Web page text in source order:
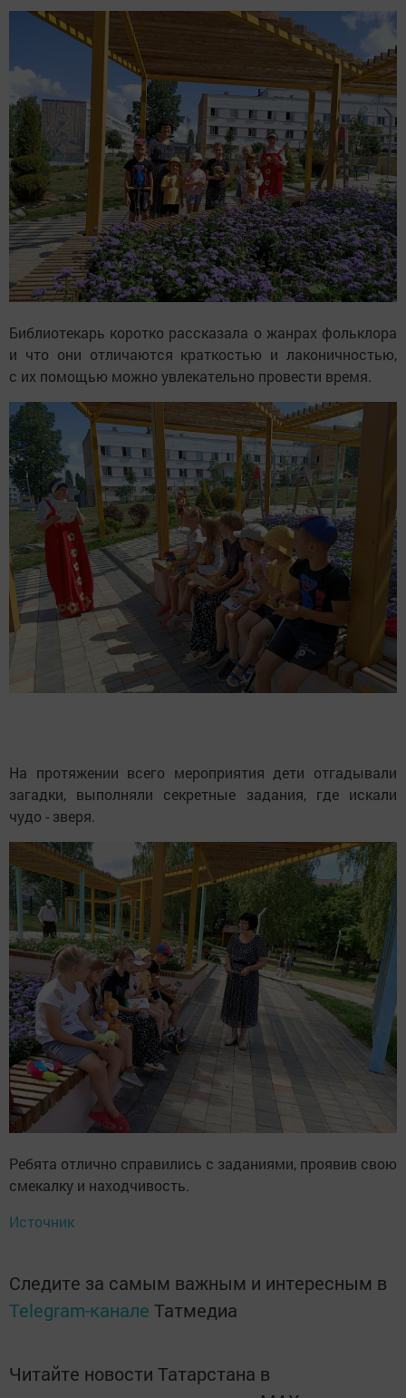
Библиотекарь коротко рассказала о жанрах фольклора
и что они отличаются краткостью и лаконичностью,
с их помощью можно увлекательно провести время.
На протяжении всего мероприятия дети отгадывали
загадки, выполняли секретные задания, где искали
чудо - зверя.
Ребята отлично справились с заданиями, проявив свою
смекалку и находчивость.
Источник
Следите за самым важным и интересным в
Telegram-канале Татмедиа
Читайте новости Татарстана в